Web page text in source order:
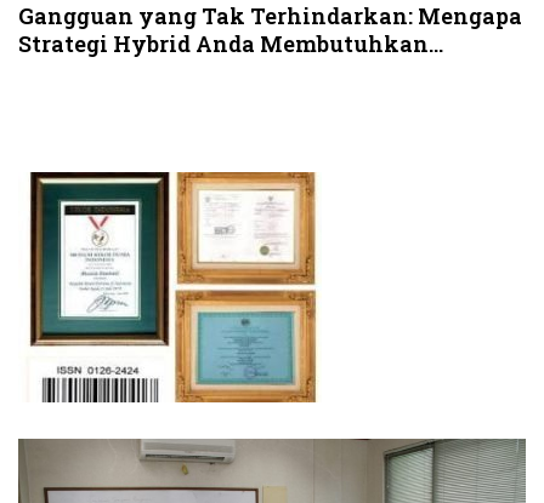
Gangguan yang Tak Terhindarkan: Mengapa
Strategi Hybrid Anda Membutuhkan